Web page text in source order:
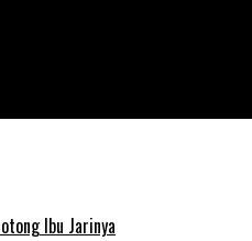
Ibu Jarinya